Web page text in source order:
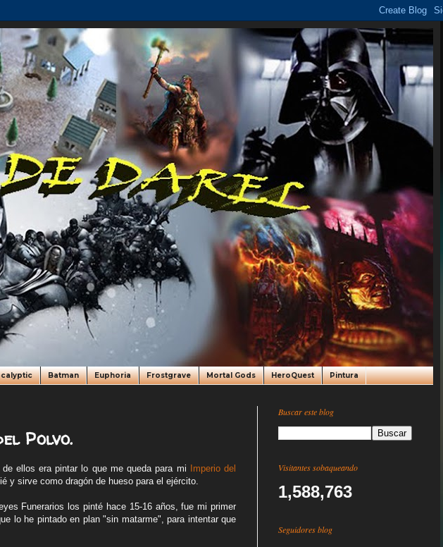
Batman Euphoria Frostgrave Mortal Gods HeroQuest Pintura
Polvo.
ellos era pintar lo que me queda para mi
Imperio del
y sirve como dragón de hueso para el ejército.
Funerarios los pinté hace 15-16 años, fue mi primer
lo he pintado en plan "sin matarme", para intentar que
Buscar este blog
Visitantes sobaqueando
1,588,763
Seguidores blog